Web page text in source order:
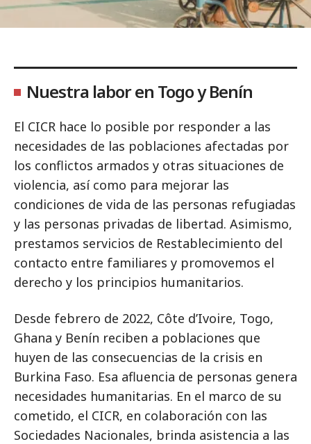
Nuestra labor en Togo y Benín
El CICR hace lo posible por responder a las
necesidades de las poblaciones afectadas por
los conflictos armados y otras situaciones de
violencia, así como para mejorar las
condiciones de vida de las personas refugiadas
y las personas privadas de libertad. Asimismo,
prestamos servicios de Restablecimiento del
contacto entre familiares y promovemos el
derecho y los principios humanitarios.
Desde febrero de 2022, Côte d’Ivoire, Togo,
Ghana y Benín reciben a poblaciones que
huyen de las consecuencias de la crisis en
Burkina Faso. Esa afluencia de personas genera
necesidades humanitarias. En el marco de su
cometido, el CICR, en colaboración con las
Sociedades Nacionales, brinda asistencia a las